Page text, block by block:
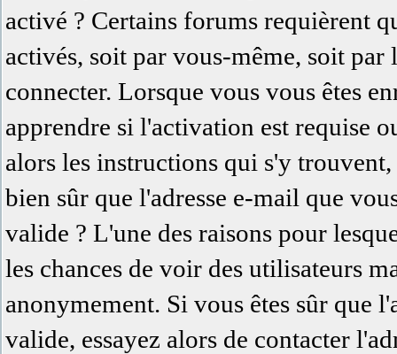
activé ? Certains forums requièrent
activés, soit par vous-même, soit
connecter. Lorsque vous vous êtes
apprendre si l'activation est requise
alors les instructions qui s'y
bien sûr que l'adresse e-mail que
valide ? L'une des raisons pour
les chances de voir des utilisateurs
anonymement. Si vous êtes sûr que
valide, essayez alors de contacter